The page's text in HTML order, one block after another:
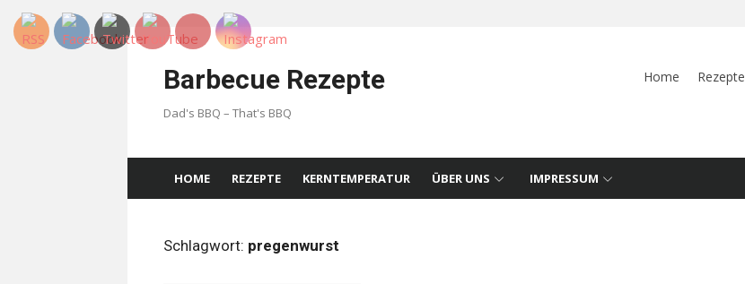
Skip
Barbecue Rezepte
Dad's BBQ – That's BBQ
Home Rezepte
HOME REZEPTE KERNTEMPERATUR ÜBER UNS IMPRESSUM
Schlagwort: pregenwurst